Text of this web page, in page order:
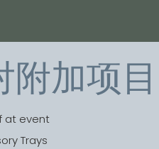
附加项目
at event
Trays